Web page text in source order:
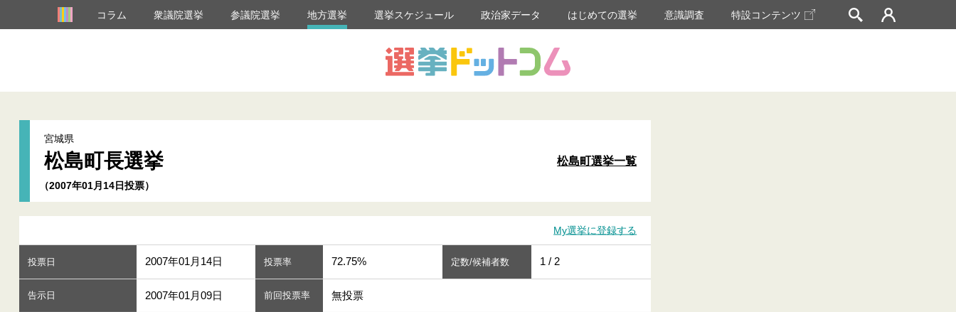
コラム 衆議院選挙 参議院選挙 地方選挙 選挙スケジュール 政治家データ はじめての選挙 意識調査 特設コンテンツ
宮城県
松島町長選挙
（2007年01月14日投票）
松島町選挙一覧
My選挙に登録する
投票日 2007年01月14日 投票率 72.75% 定数/候補者数 1 / 2
告示日 2007年01月09日 前回投票率 無投票